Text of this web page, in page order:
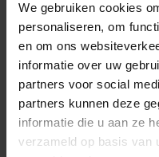
We gebruiken cookies
personaliseren, om
en om ons
informatie over uw
partners voor social
partners kunnen deze
informatie die u aan ze
verzameld op basis van
Edel Antraciet
kleuradditieven.
GeoColor
Uitgewassen
natuurlijk
Deels
kleuradditieven.
GeoColor